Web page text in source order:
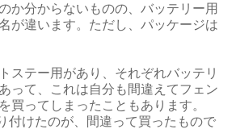
か分からないものの、バッテリー用
が違います。ただし、パッケージは
ステー用があり、それぞれバッテリ
って、これは自分も間違えてフェン
買ってしまったこともあります。
付けたのが、間違って買ったもので